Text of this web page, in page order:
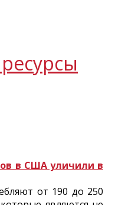
в США уличили в
от 190 до 250